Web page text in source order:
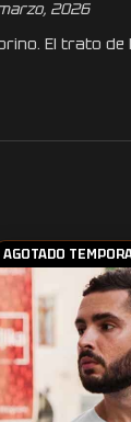
2026
El trato
AGOTADO